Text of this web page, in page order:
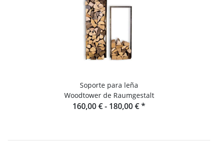
Soporte para leña
Woodtower de Raumgestalt
160,00 € - 180,00 €*